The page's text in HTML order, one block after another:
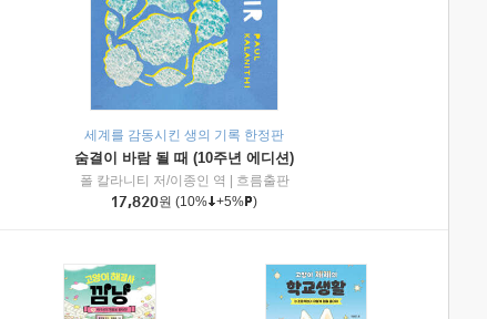
미래엔아이세움
세계를 감동시킨 생의 기록 한정판
숨결이 바람 될 때 (10주년 에디션)
폴 칼라니티 저/이종인 역
흐름출판
17,820원 (10% +5% )